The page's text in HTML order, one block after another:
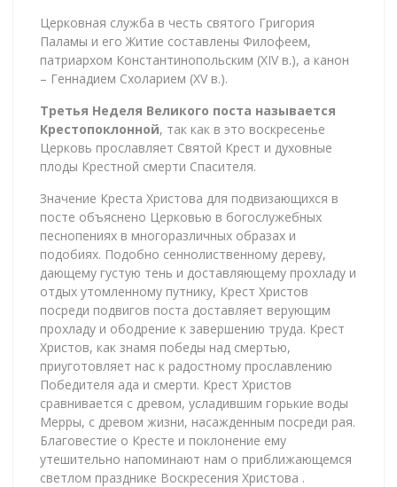
Церковная служба в честь святого Григория
Паламы и его Житие составлены Филофеем,
патриархом Константинопольским (XIV в.), а канон
– Геннадием Схоларием (XV в.).
Третья Неделя Великого поста называется
Крестопоклонной, так как в это воскресенье
Церковь прославляет Святой Крест и духовные
плоды Крестной смерти Спасителя.
Значение Креста Христова для подвизающихся в
посте объяснено Церковью в богослужебных
песнопениях в многоразличных образах и
подобиях. Подобно сеннолиственному дереву,
дающему густую тень и доставляющему прохладу и
отдых утомленному путнику, Крест Христов
посреди подвигов поста доставляет верующим
прохладу и ободрение к завершению труда. Крест
Христов, как знамя победы над смертью,
приуготовляет нас к радостному прославлению
Победителя ада и смерти. Крест Христов
сравнивается с древом, усладившим горькие воды
Мерры, с древом жизни, насажденным посреди рая.
Благовестие о Кресте и поклонение ему
утешительно напоминают нам о приближающемся
светлом празднике Воскресения Христова .